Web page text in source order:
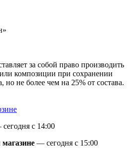
за собой право производить
композиции при сохранении
но не более чем на 25% от состава.
c 14:00
— сегодня c 15:00